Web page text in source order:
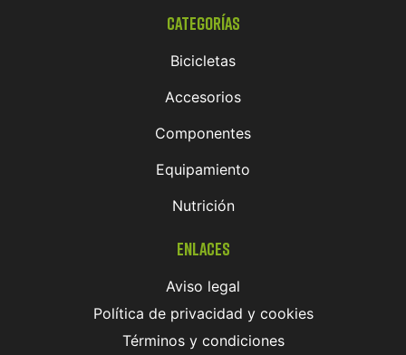
Categorías
Bicicletas
Accesorios
Componentes
Equipamiento
Nutrición
Enlaces
Aviso legal
Política de privacidad y cookies
Términos y condiciones